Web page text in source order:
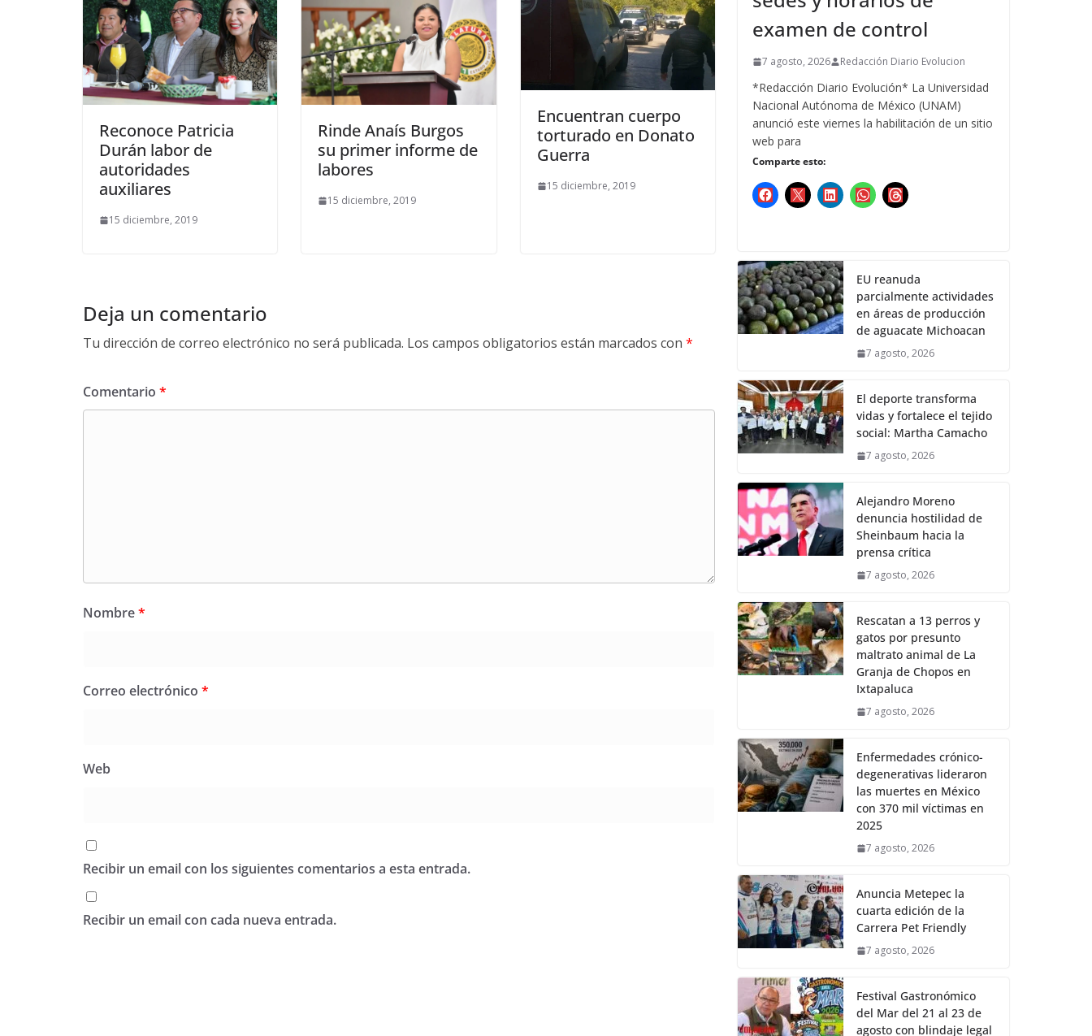
Reconoce Patricia
Durán labor de
autoridades
auxiliares
15 diciembre, 2019
Rinde Anaís Burgos
su primer informe de
labores
15 diciembre, 2019
Encuentran cuerpo
torturado en Donato
Guerra
15 diciembre, 2019
Deja un comentario
Tu dirección de correo electrónico no será publicada. Los campos obligatorios están marcados con *
Comentario *
Nombre*
Correo electrónico *
Web
Recibir un email con los siguientes comentarios a esta entrada.
Recibir un email con cada nueva entrada.
examen de control
7 agosto, 2026 Redacción Diario Evolucion
*Redacción Diario Evolución* La Universidad
Nacional Autónoma de México (UNAM)
anunció este viernes la habilitación de un sitio
web para
Comparte esto:
EU reanuda
parcialmente actividades
en áreas de producción
de aguacate Michoacan
7 agosto, 2026
El deporte transforma
vidas y fortalece el tejido
social: Martha Camacho
7 agosto, 2026
Alejandro Moreno
denuncia hostilidad de
Sheinbaum hacia la
prensa crítica
7 agosto, 2026
Rescatan a 13 perros y
gatos por presunto
maltrato animal de La
Granja de Chopos en
Ixtapaluca
7 agosto, 2026
Enfermedades crónico-
degenerativas lideraron
las muertes en México
con 370 mil víctimas en
2025
7 agosto, 2026
Anuncia Metepec la
cuarta edición de la
Carrera Pet Friendly
7 agosto, 2026
Festival Gastronómico
del Mar del 21 al 23 de
agosto con blindaje legal